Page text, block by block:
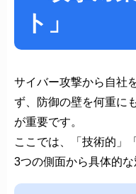
ト」
サイバー攻撃から自社
ず、防御の壁を何重に
が重要です。
ここでは、「技術的」
3つの側面から具体的な